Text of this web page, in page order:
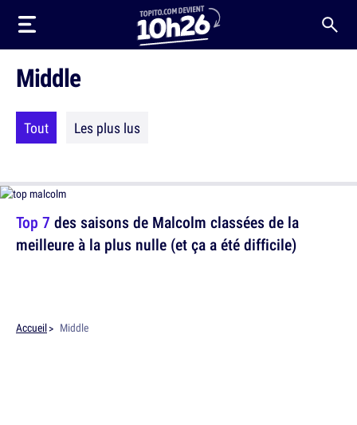
Middle
Tout Les plus lus
Top 7 des saisons de Malcolm classées de la
meilleure à la plus nulle (et ça a été difficile)
Accueil Middle